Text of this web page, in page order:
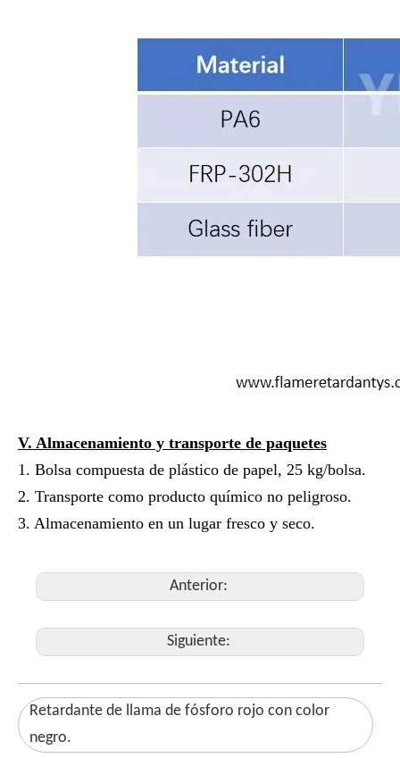
V. Almacenamiento y transporte de paquetes
1. Bolsa compuesta de plástico de papel, 25 kg/bolsa.
2. Transporte como producto químico no peligroso.
3. Almacenamiento en un lugar fresco y seco.
Anterior:
Siguiente:
Retardante de llama de fósforo rojo con color
negro.